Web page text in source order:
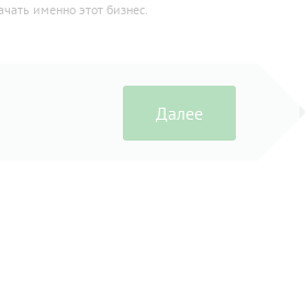
именно этот бизнес.